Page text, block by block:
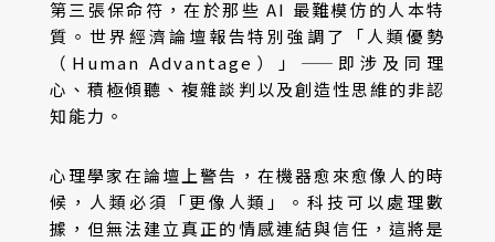
第三張保命符，在於那些 AI 最難模仿的人本特
質。世界經濟論壇報告特別強調了「人類優勢
（Human Advantage）」——即涉及同理
心、積極傾聽、複雜談判以及創造性思維的非認
知能力。
心理學家在論壇上警告，在機器愈來愈像人的時
候，人類必須「更像人類」。科技可以處理數
據，但無法建立真正的情感連結與信任，這將是